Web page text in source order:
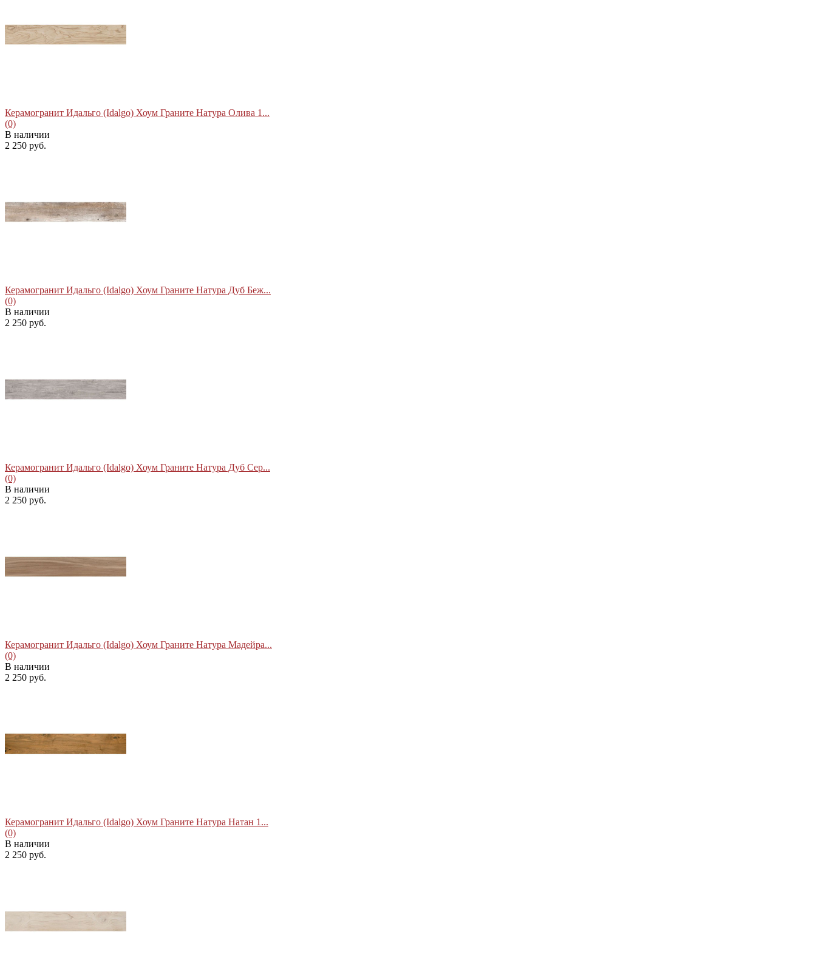
избранное сравнить
Керамогранит Идальго (Idalgo) Хоум Граните Натура Олива 1...
(0)
В наличии
2 250 руб.
избранное сравнить
Керамогранит Идальго (Idalgo) Хоум Граните Натура Дуб Беж...
(0)
В наличии
2 250 руб.
избранное сравнить
Керамогранит Идальго (Idalgo) Хоум Граните Натура Дуб Сер...
(0)
В наличии
2 250 руб.
избранное сравнить
Керамогранит Идальго (Idalgo) Хоум Граните Натура Мадейра...
(0)
В наличии
2 250 руб.
избранное сравнить
Керамогранит Идальго (Idalgo) Хоум Граните Натура Натан 1...
(0)
В наличии
2 250 руб.